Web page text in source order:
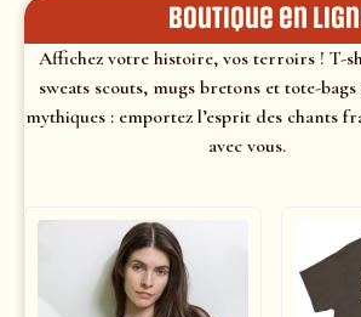
Boutique en
Affichez votre histoire, vos terroirs ! T-
sweats scouts, mugs bretons et tote-
mythiques : emportez l’esprit des chants
avec vous.